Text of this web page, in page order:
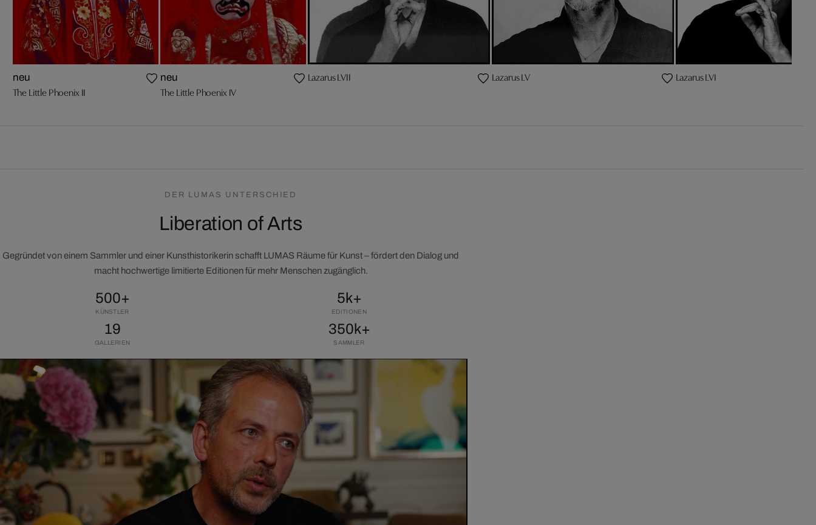
neu
The Little Phoenix II
neu
The Little Phoenix IV
Lazarus LVII Lazarus LV Lazarus LVI
DER LUMAS UNTERSCHIED
Liberation of Arts
Gegründet von einem Sammler und einer Kunsthistorikerin schafft LUMAS Räume für Kunst – fördert den Dialog und
macht hochwertige limitierte Editionen für mehr Menschen zugänglich.
500+
KÜNSTLER
5k+
EDITIONEN
19
GALLERIEN
350k+
SAMMLER